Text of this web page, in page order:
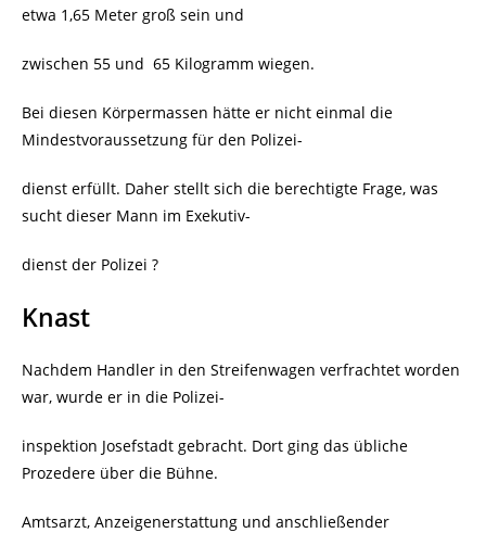
etwa 1,65 Meter groß sein und
zwischen 55 und 65 Kilogramm wiegen.
Bei diesen Körpermassen hätte er nicht einmal die
Mindestvoraussetzung für den Polizei-
dienst erfüllt. Daher stellt sich die berechtigte Frage, was
sucht dieser Mann im Exekutiv-
dienst der Polizei ?
Knast
Nachdem Handler in den Streifenwagen verfrachtet worden
war, wurde er in die Polizei-
inspektion Josefstadt gebracht. Dort ging das übliche
Prozedere über die Bühne.
Amtsarzt, Anzeigenerstattung und anschließender